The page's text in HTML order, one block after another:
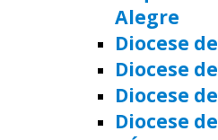
Alegre
Diocese
Diocese
Diocese
Diocese